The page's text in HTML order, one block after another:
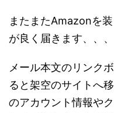
またまたAmazonを
が良く届きます、、、
メール本文のリンク
ると架空のサイトへ
のアカウント情報や